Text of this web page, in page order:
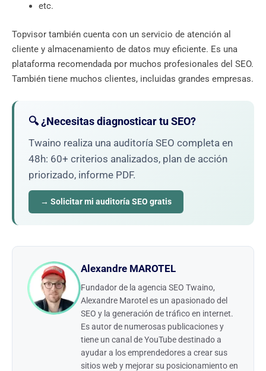
etc.
Topvisor también cuenta con un servicio de atención al
cliente y almacenamiento de datos muy eficiente. Es una
plataforma recomendada por muchos profesionales del SEO.
También tiene muchos clientes, incluidas grandes empresas.
🔍 ¿Necesitas diagnosticar tu SEO?
Twaino realiza una auditoría SEO completa en
48h: 60+ criterios analizados, plan de acción
priorizado, informe PDF.
→ Solicitar mi auditoría SEO gratis
Alexandre MAROTEL
Fundador de la agencia SEO Twaino,
Alexandre Marotel es un apasionado del
SEO y la generación de tráfico en internet.
Es autor de numerosas publicaciones y
tiene un canal de YouTube destinado a
ayudar a los emprendedores a crear sus
sitios web y mejorar su posicionamiento en